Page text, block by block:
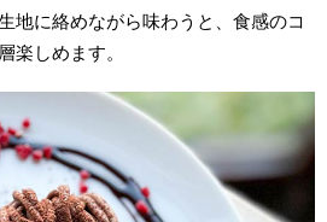
地に絡めながら味わうと、食感のコ
楽しめます。